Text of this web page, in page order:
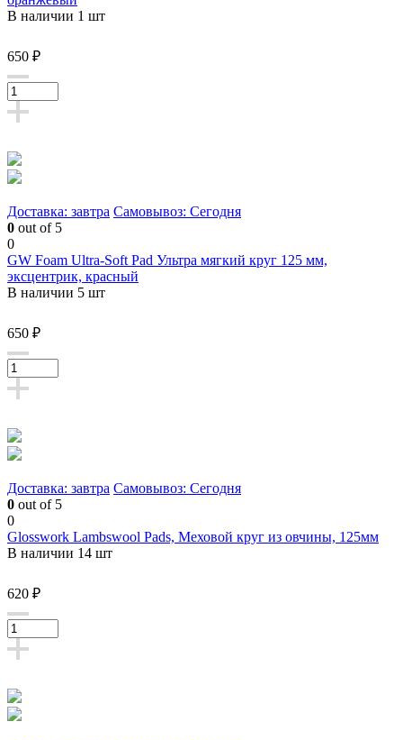
В наличии 1 шт
650 ₽
Доставка: завтра Самовывоз: Сегодня
0 out of 5
0
GW Foam Ultra-Soft Pad Ультра мягкий круг 125 мм,
эксцентрик, красный
В наличии 5 шт
650 ₽
Доставка: завтра Самовывоз: Сегодня
0 out of 5
0
Glosswork Lambswool Pads, Меховой круг из овчины, 125мм
В наличии 14 шт
620 ₽